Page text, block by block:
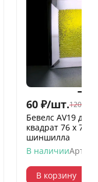
60 ₽/шт.120
Бевелс AV19
квадрат 76 х 76
шиншилла
В наличии
В корзину